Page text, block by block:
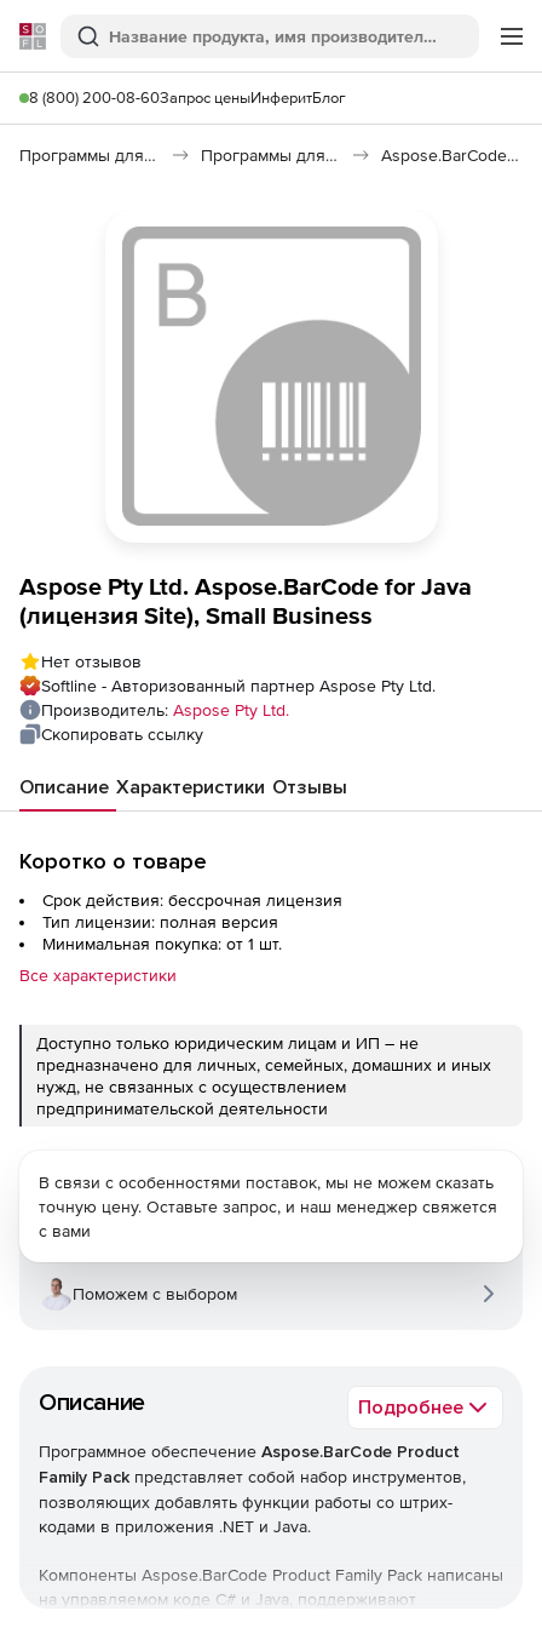
Softline
Поиск
8 (800) 200-08-60Запрос ценыИнферитБлог
Программы для программирования Программы для разработки ПО Aspose.BarCode Product Family Pack
Aspose Pty Ltd. Aspose.BarCode for Java
(лицензия Site), Small Business
Нет отзывов
Softline - Авторизованный партнер Aspose Pty Ltd.
Производитель: Aspose Pty Ltd.
Скопировать ссылку
Описание Характеристики Отзывы
Коротко о товаре
Срок действия: бессрочная лицензия
Тип лицензии: полная версия
Минимальная покупка: от 1 шт.
Все характеристики
Доступно только юридическим лицам и ИП – не
предназначено для личных, семейных, домашних и иных
нужд, не связанных с осуществлением
предпринимательской деятельности
Описание Подробнее
Программное обеспечение Aspose.BarCode Product
Family Pack представляет собой набор инструментов,
позволяющих добавлять функции работы со штрих-
кодами в приложения .NET и Java.
Компоненты Aspose.BarCode Product Family Pack написаны
на управляемом коде C# и Java, поддерживают
В связи с особенностями поставок, мы не можем сказать
точную цену. Оставьте запрос, и наш менеджер свяжется
с вами
Поможем с выбором